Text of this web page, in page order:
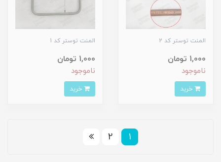
المنت توستر کد 2
1,000 تومان
ناموجود
المنت توستر کد 1
1,000 تومان
ناموجود
1
2